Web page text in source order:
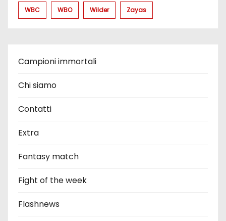
WBC WBO Wilder Zayas
Campioni immortali
Chi siamo
Contatti
Extra
Fantasy match
Fight of the week
Flashnews